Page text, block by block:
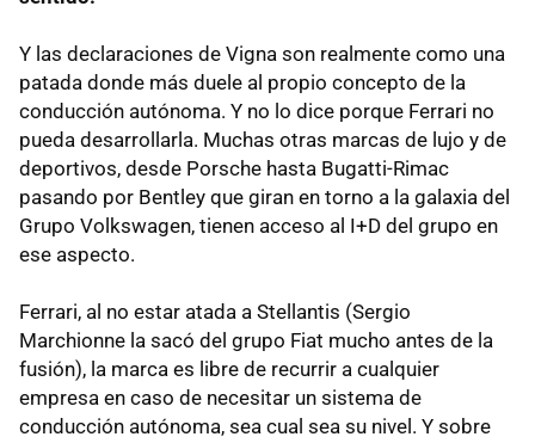
Y las declaraciones de Vigna son realmente como una
patada donde más duele al propio concepto de la
conducción autónoma. Y no lo dice porque Ferrari no
pueda desarrollarla. Muchas otras marcas de lujo y de
deportivos, desde Porsche hasta Bugatti-Rimac
pasando por Bentley que giran en torno a la galaxia del
Grupo Volkswagen, tienen acceso al I+D del grupo en
ese aspecto.
Ferrari, al no estar atada a Stellantis (Sergio
Marchionne la sacó del grupo Fiat mucho antes de la
fusión), la marca es libre de recurrir a cualquier
empresa en caso de necesitar un sistema de
conducción autónoma, sea cual sea su nivel. Y sobre